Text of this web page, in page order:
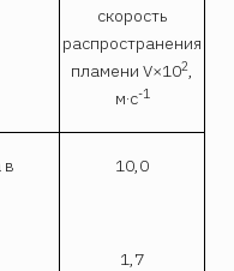
скорость
распространения
пламени V×102,
м·с-1
в
10,0
1,7